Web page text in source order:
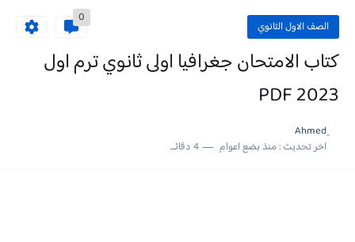
الصف الاول الثانوي
0
كتاب الامتحان جغرافيا اولى ثانوي ترم اول
2023 PDF
ِAhmed
اخر تحديث :منذ بضع اعوام 4 دقائق للقراءة